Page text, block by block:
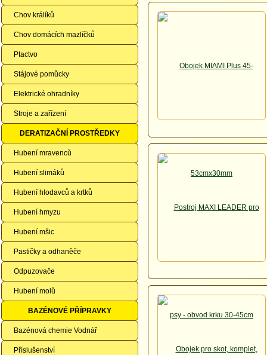
Chov králíků
Chov domácích mazlíčků
Ptactvo
Stájové pomůcky
Elektrické ohradníky
Stroje a zařízení
DERATIZAČNÍ PROSTŘEDKY
Hubení mravenců
Hubení slimáků
Hubení hlodavců a krtků
Hubení hmyzu
Hubení mšic
Pastičky a odhaněče
Odpuzovače
Hubení molů
BAZÉNOVÉ PŘÍPRAVKY
Bazénová chemie Vodnář
Příslušenství